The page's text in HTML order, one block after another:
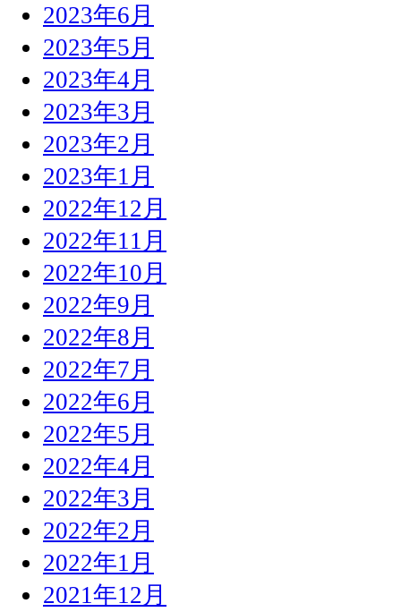
2023年6月
2023年5月
2023年4月
2023年3月
2023年2月
2023年1月
2022年12月
2022年11月
2022年10月
2022年9月
2022年8月
2022年7月
2022年6月
2022年5月
2022年4月
2022年3月
2022年2月
2022年1月
2021年12月